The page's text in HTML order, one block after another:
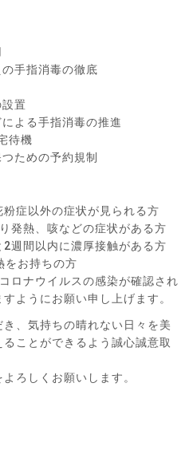
手指消毒の徹底
置
よる手指消毒の推進
待機
ための予約規制
症以外の症状が見られる方
発熱、咳などの症状がある方
週間以内に濃厚接触がある方
をお持ちの方
ロナウイルスの感染が確認され
ようにお願い申し上げます。
、気持ちの晴れない日々を美
ことができるよう誠心誠意取
ろしくお願いします。